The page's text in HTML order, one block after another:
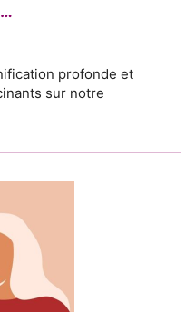
profonde et
sur notre